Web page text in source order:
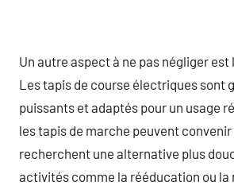
Un autre aspect à ne pas négliger est
Les tapis de course électriques sont
puissants et adaptés pour un usage
les tapis de marche peuvent convenir
recherchent une alternative plus
activités comme la rééducation ou la